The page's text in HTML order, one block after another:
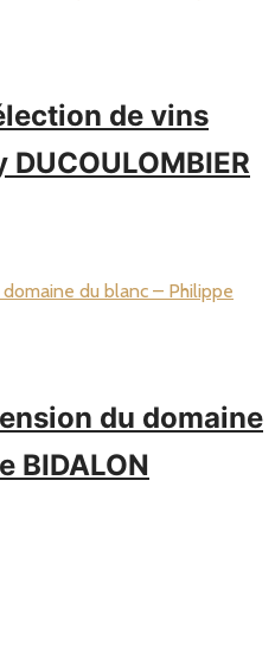
de vins
DUCOULOMBIER
du domaine
BIDALON